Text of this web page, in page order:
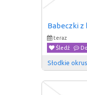
Babeczki
teraz
Śledź
Słodkie